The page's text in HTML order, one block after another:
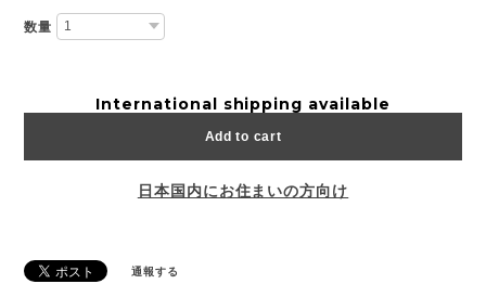
数量
International shipping available
Add to cart
日本国内にお住まいの方向け
通報する